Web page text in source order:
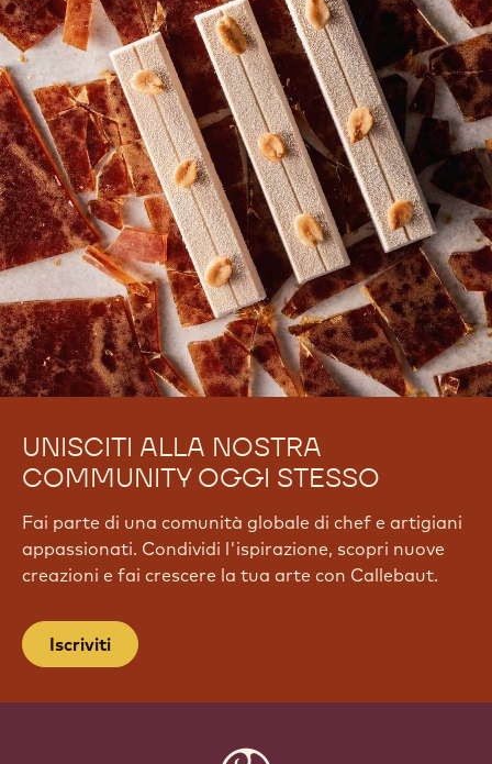
UNISCITI ALLA NOSTRA
COMMUNITY OGGI STESSO
Fai parte di una comunità globale di chef e artigiani
appassionati. Condividi l'ispirazione, scopri nuove
creazioni e fai crescere la tua arte con Callebaut.
Iscriviti